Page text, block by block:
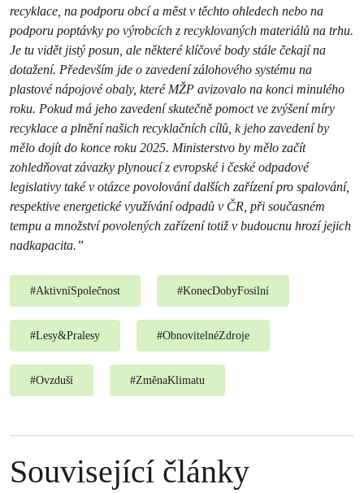
recyklace, na podporu obcí a měst v těchto ohledech nebo na
podporu poptávky po výrobcích z recyklovaných materiálů na trhu.
Je tu vidět jistý posun, ale některé klíčové body stále čekají na
dotažení. Především jde o zavedení zálohového systému na
plastové nápojové obaly, které MŽP avizovalo na konci minulého
roku. Pokud má jeho zavedení skutečně pomoct ve zvýšení míry
recyklace a plnění našich recyklačních cílů, k jeho zavedení by
mělo dojít do konce roku 2025. Ministerstvo by mělo začít
zohledňovat závazky plynoucí z evropské i české odpadové
legislativy také v otázce povolování dalších zařízení pro spalování,
respektive energetické využívání odpadů v ČR, při současném
tempu a množství povolených zařízení totiž v budoucnu hrozí jejich
nadkapacita.”
#AktivníSpolečnost #KonecDobyFosilní
#Lesy&Pralesy #ObnovitelnéZdroje
#Ovzduší #ZměnaKlimatu
Související články